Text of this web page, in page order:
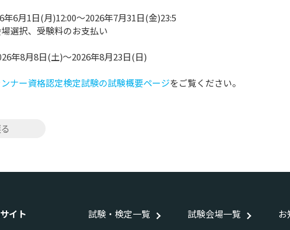
6月1日(月)12:00～2026年7月31日(金)23:5
選択、受験料のお支払い
年8月8日(土)～2026年8月23日(日)
ナー資格認定検定試験の試験概要ページをご覧ください。
イト 試験・検定一覧 試験会場一覧 お